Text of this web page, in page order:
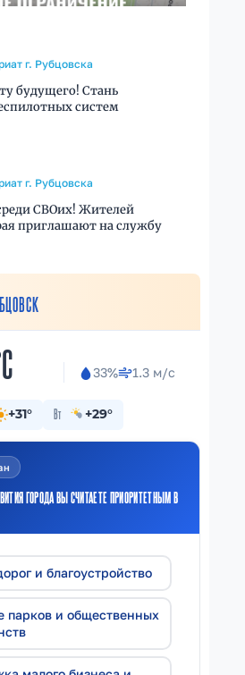
г. Рубцовска
будущего! Стань
систем
г. Рубцовска
СВОих! Жителей
приглашают на службу
33% 1.3 м/с
+31° Вт +29°
ГОРОДА ВЫ СЧИТАЕТЕ ПРИОРИТЕТНЫМ В
и благоустройство
парков и общественных